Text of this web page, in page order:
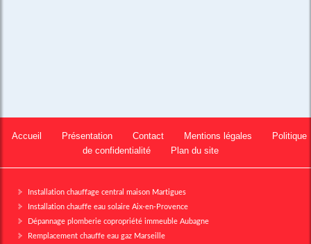
Accueil Présentation Contact Mentions légales
Politique
de confidentialité
Plan du site
Installation chauffage central maison Martigues
Installation chauffe eau solaire Aix-en-Provence
Dépannage plomberie copropriété immeuble Aubagne
Remplacement chauffe eau gaz Marseille